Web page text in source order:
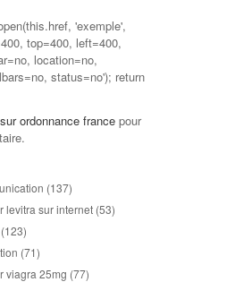
'exemple',
top=400, left=400,
location=no,
status=no'); return
ordonnance france pour
(137)
levitra sur internet (53)
(123)
(71)
viagra 25mg (77)